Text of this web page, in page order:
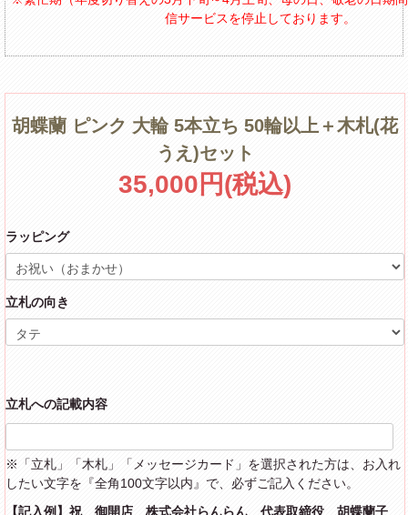
信サービスを停止しております。
胡蝶蘭 ピンク 大輪 5本立ち 50輪以上＋木札(花
うえ)セット
35,000円(税込)
ラッピング
立札の向き
立札への記載内容
※「立札」「木札」「メッセージカード」を選択された方は、お入れ
したい文字を『全角100文字以内』で、必ずご記入ください。
【記入例】祝 御開店 株式会社らんらん 代表取締役 胡蝶蘭子